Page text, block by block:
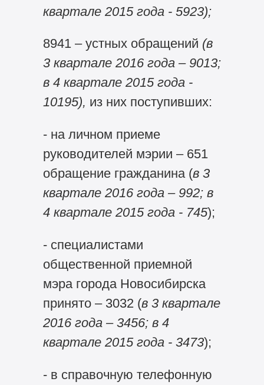
квартале 2015 года - 5923);
8941 – устных обращений (в
3 квартале 2016 года – 9013;
в 4 квартале 2015 года -
10195), из них поступивших:
- на личном приеме
руководителей мэрии – 651
обращение гражданина (в 3
квартале 2016 года – 992; в
4 квартале 2015 года - 745);
- специалистами
общественной приемной
мэра города Новосибирска
принято – 3032 (в 3 квартале
2016 года – 3456; в 4
квартале 2015 года - 3473);
- в справочную телефонную